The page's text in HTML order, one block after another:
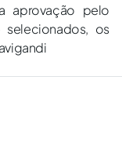
aprovação pelo
os